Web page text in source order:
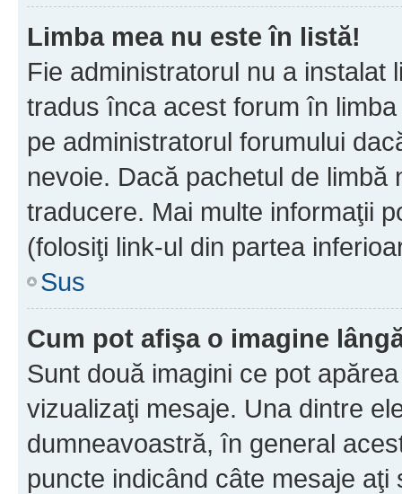
Limba mea nu este în listă!
Fie administratorul nu a instalat
tradus înca acest forum în
pe administratorul forumului
nevoie. Dacă pachetul de
traducere. Mai multe informaţii
(folosiţi link-ul din partea
Sus
Cum pot afişa o imagine
Sunt două imagini ce pot
vizualizaţi mesaje. Una dintre
dumneavoastră, în general
puncte indicând câte mesaje